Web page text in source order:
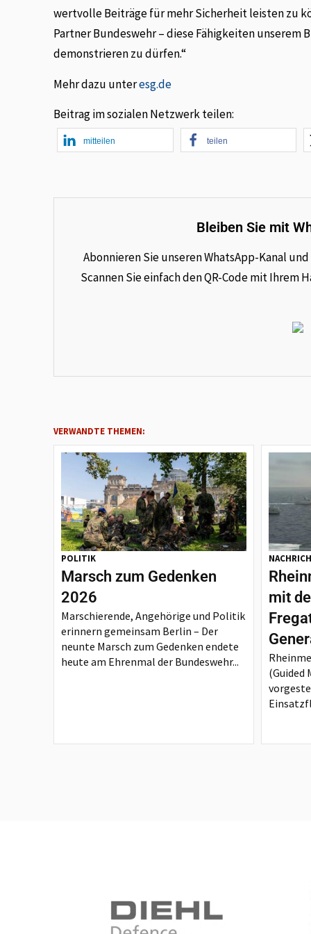
wertvolle Beiträge für mehr Sicherheit leisten zu
Partner Bundeswehr – diese Fähigkeiten
demonstrieren zu dürfen.“
Mehr dazu unteresg.de
Beitrag im sozialen Netzwerk teilen:
mitteilen teilen
Bleiben Sie mit
Abonnieren Sie unseren WhatsApp-Kanal
Scannen Sie einfach den QR-Code mit
VERWANDTE THEMEN:
POLITIK
Marsch zum Gedenken
2026
Marschierende, Angehörige und Politik
erinnern gemeinsam Berlin – Der
neunte Marsch zum Gedenken endete
heute am Ehrenmal der Bundeswehr...
mit
(Guided